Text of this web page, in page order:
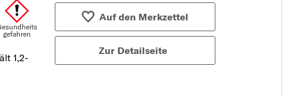
Auf den Merkzettel
Zur Detailseite